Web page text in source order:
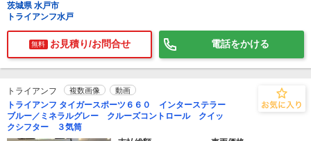
茨城県 水戸市
トライアンフ水戸
無料 お見積り/お問合せ 電話をかける
トライアンフ 複数画像 動画
トライアンフ タイガースポーツ６６０ インターステラー
ブルー／ミネラルグレー クルーズコントロール クイッ
クシフター ３気筒